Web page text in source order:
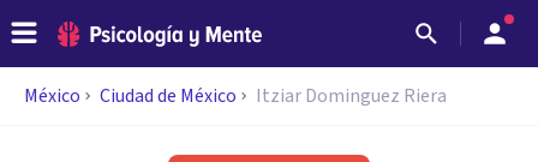
México Ciudad de México Itziar Dominguez Riera